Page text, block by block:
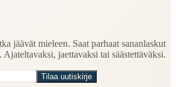
jäävät mieleen. Saat parhaat sananlaskut
jaettavaksi tai säästettäväksi.
Tilaa uutiskirje